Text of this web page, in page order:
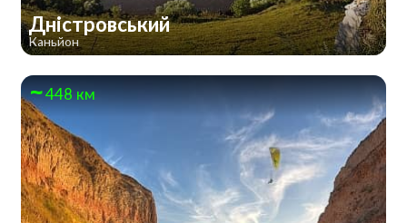
Дністровський
Каньйон
448 км